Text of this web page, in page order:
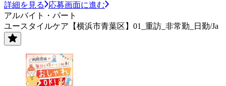
詳細を見る
応募画面に進む
アルバイト・パート
ユースタイルケア【横浜市青葉区】01_重訪_非常勤_日勤/Ja